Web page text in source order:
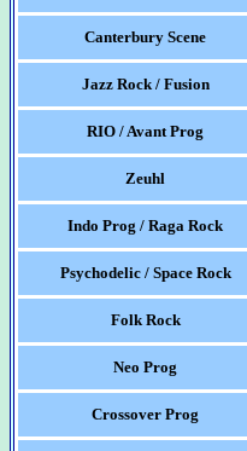
Canterbury Scene
Jazz Rock / Fusion
RIO / Avant Prog
Zeuhl
Indo Prog / Raga Rock
Psychodelic / Space Rock
Folk Rock
Neo Prog
Crossover Prog